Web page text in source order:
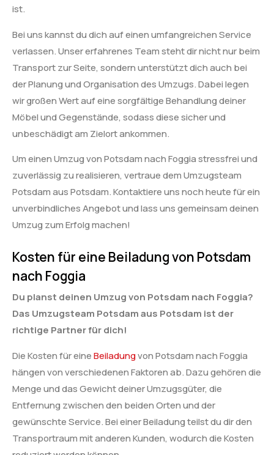
ist.
Bei uns kannst du dich auf einen umfangreichen Service
verlassen. Unser erfahrenes Team steht dir nicht nur beim
Transport zur Seite, sondern unterstützt dich auch bei
der Planung und Organisation des Umzugs. Dabei legen
wir großen Wert auf eine sorgfältige Behandlung deiner
Möbel und Gegenstände, sodass diese sicher und
unbeschädigt am Zielort ankommen.
Um einen Umzug von Potsdam nach Foggia stressfrei und
zuverlässig zu realisieren, vertraue dem Umzugsteam
Potsdam aus Potsdam. Kontaktiere uns noch heute für ein
unverbindliches Angebot und lass uns gemeinsam deinen
Umzug zum Erfolg machen!
Kosten für eine Beiladung von Potsdam
nach Foggia
Du planst deinen Umzug von Potsdam nach Foggia?
Das Umzugsteam Potsdam aus Potsdam ist der
richtige Partner für dich!
Die Kosten für eineBeiladungvon Potsdam nach Foggia
hängen von verschiedenen Faktoren ab. Dazu gehören die
Menge und das Gewicht deiner Umzugsgüter, die
Entfernung zwischen den beiden Orten und der
gewünschte Service. Bei einer Beiladung teilst du dir den
Transportraum mit anderen Kunden, wodurch die Kosten